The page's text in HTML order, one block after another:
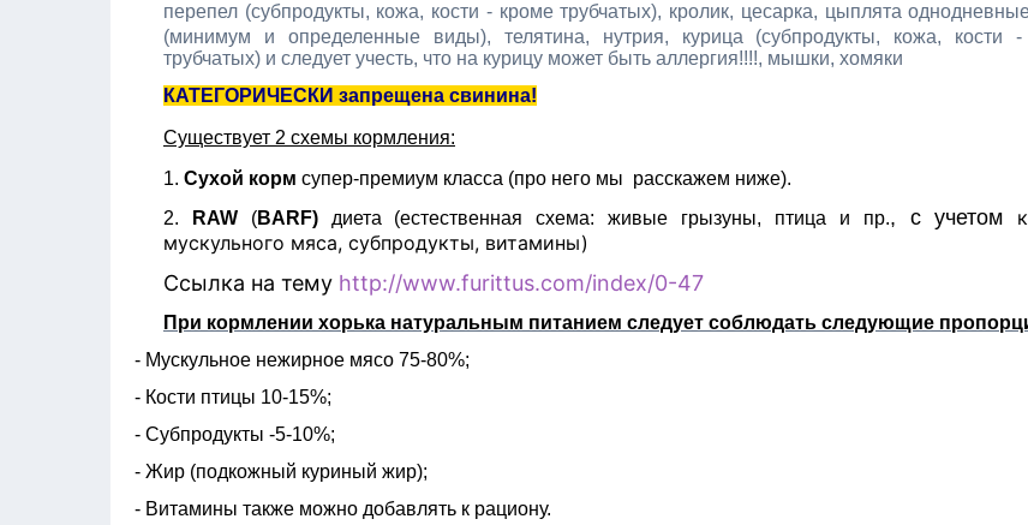
перепел (субпродукты, кожа, кости - кроме трубчатых), кролик, цесарка, цыплята
(минимум и определенные виды), телятина, нутрия, курица (субпродукты, кожа, кости
трубчатых) и следует учесть, что на курицу может быть аллергия!!!!, мышки, хомяки
КАТЕГОРИЧЕСКИ запрещена свинина!
Существует 2 схемы кормления:
1. Сухой корм супер-премиум класса (про него мы расскажем ниже).
2.
RAW(BARF) диета (естественная схема: живые грызуны, птица и пр., с учетом
мускульного мяса, субпродукты, витамины)
Ссылка на тему http://www.furittus.com/index/0-47
При кормлении хорька натуральным питанием следует соблюдать следующие
- Мускульное нежирное мясо 75-80%;
- Кости птицы 10-15%;
- Субпродукты -5-10%;
- Жир (подкожный куриный жир);
- Витамины также можно добавлять к рациону.